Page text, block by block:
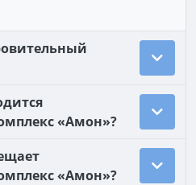
«Амон»?
«Амон»?